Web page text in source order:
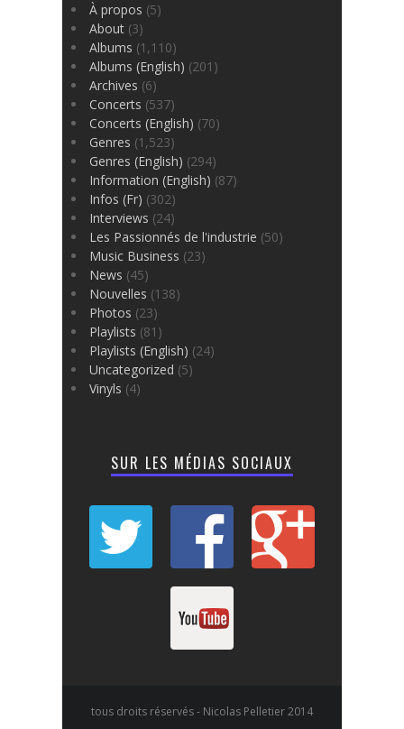
À propos (5)
About (3)
Albums (1,110)
Albums (English) (201)
Archives (6)
Concerts (537)
Concerts (English) (70)
Genres (1,523)
Genres (English) (294)
Information (English) (87)
Infos (Fr) (302)
Interviews (24)
Les Passionnés de l'industrie (50)
Music Business (23)
News (45)
Nouvelles (138)
Photos (23)
Playlists (81)
Playlists (English) (24)
Uncategorized (5)
Vinyls (4)
SUR LES MÉDIAS SOCIAUX
tous droits réservés - Nicolas Pelletier 2014